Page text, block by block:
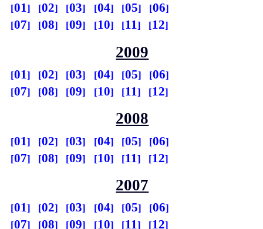
01 02 03 04 05
06
07
08 09 10 11 12
2009
01 02 03 04 05
06
07
08 09 10 11 12
2008
01 02 03 04 05
06
07
08 09 10 11 12
2007
01 02 03 04 05
06
07
08 09 10 11 12